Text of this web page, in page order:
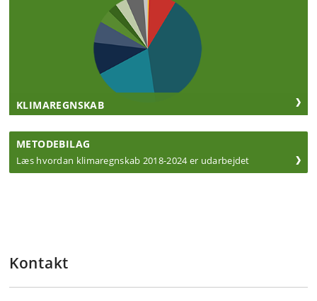
KLIMAREGNSKAB
METODEBILAG
Læs hvordan klimaregnskab 2018-2024 er udarbejdet
Kontakt